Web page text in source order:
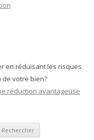
en réduisant les risques
de votre bien?
réduction avantageuse